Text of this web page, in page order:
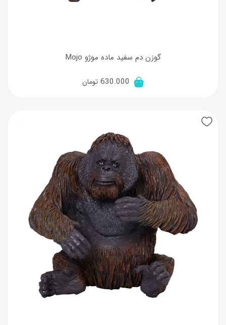
گوزن دم سفید ماده موژو Mojo
630.000 تومان